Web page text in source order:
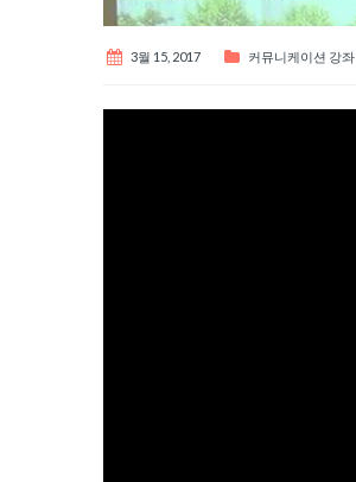
3월 15, 2017 커뮤니케이션 강좌